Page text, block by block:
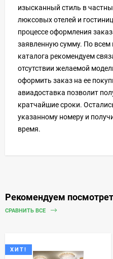
изысканный стиль в
люксовых отелей и
процессе оформления
заявленную сумму. По всем
каталога рекомендуем
отсутствии желаемой
оформить заказ на ее
авиадоставка позволит
кратчайшие сроки.
указанному номеру и
время.
Рекомендуем
СРАВНИТЬ ВСЕ
ХИТ!